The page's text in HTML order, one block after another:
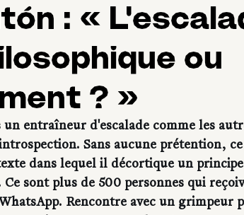
: «
ou
? »
un entraîneur d'escalade comme les
Sans aucune prétention,
dans lequel il décortique un
Ce sont plus de 500 personnes qui
Rencontre avec un grimpeur